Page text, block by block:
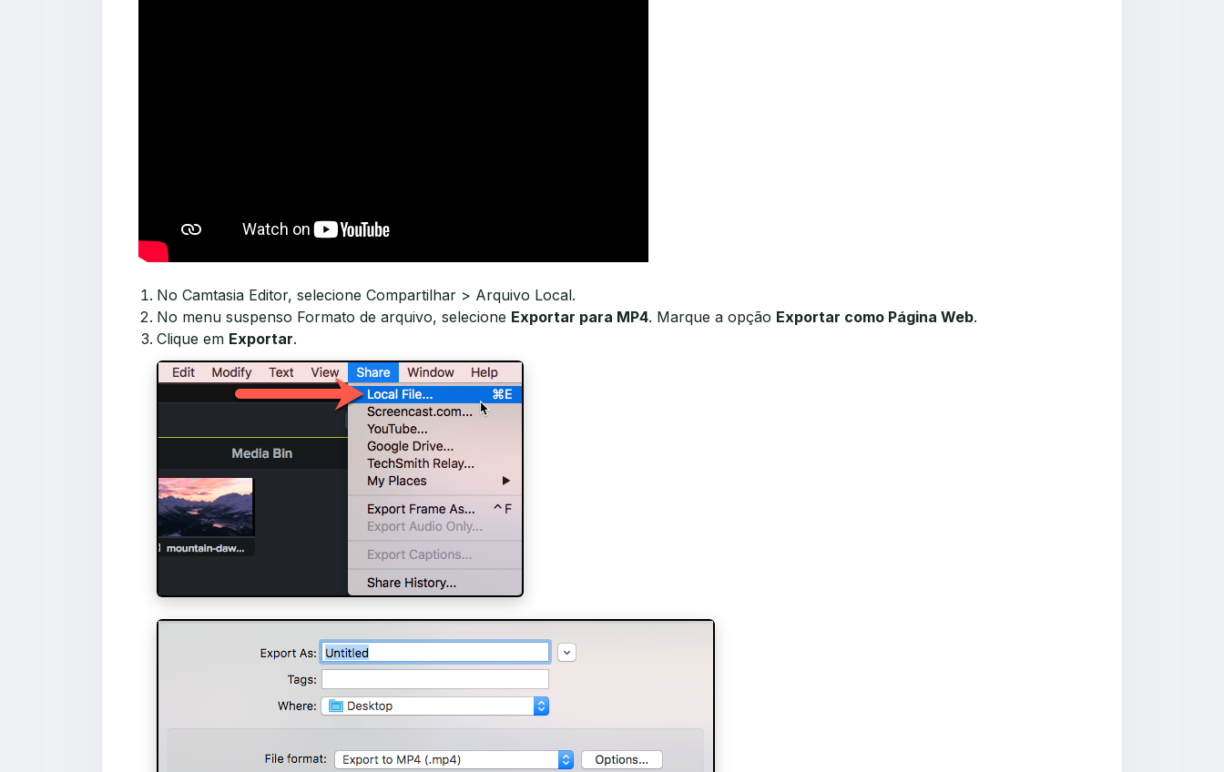
No Camtasia Editor, selecione Compartilhar > Arquivo Local.
No menu suspenso Formato de arquivo, selecione Exportar para MP4. Marque a opção Exportar como Página Web.
Clique em Exportar.